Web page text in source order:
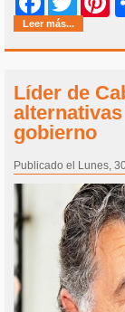
Facebook
Twitter
Leer más...
Líder de
gobierno
Publicado el Lunes,